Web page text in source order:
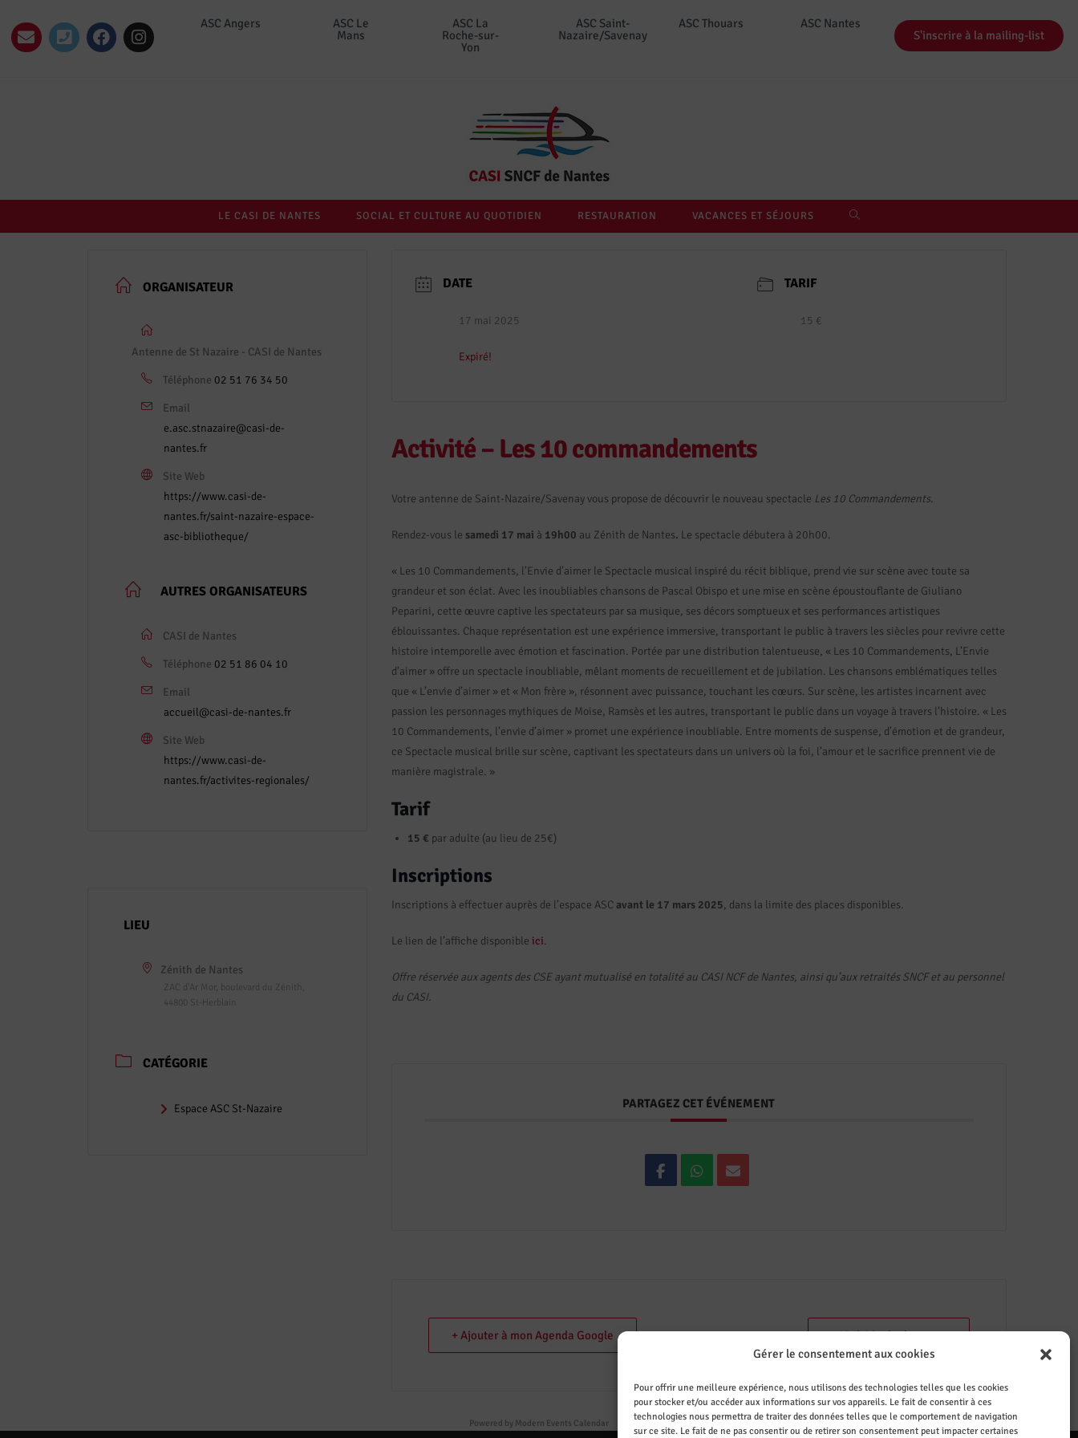
Gérer le consentement aux cookies
Pour offrir une meilleure expérience, nous utilisons des technologies telles que les cookies
pour stocker et/ou accéder aux informations sur vos appareils. Le fait de consentir à ces
technologies nous permettra de traiter des données telles que le comportement de navigation
sur ce site. Le fait de ne pas consentir ou de retirer son consentement peut impacter certaines
ASC Angers
ASC Le
Mans
ASC La
Roche-sur-
Yon
ASC Saint-
Nazaire/Savenay
ASC Thouars
ASC Nantes
S'inscrire à la mailing-list
LE CASI DE NANTES SOCIAL ET CULTURE AU QUOTIDIEN RESTAURATION VACANCES ET SÉJOURS
ORGANISATEUR
Antenne de St Nazaire - CASI de Nantes
Téléphone 02 51 76 34 50
Email
e.asc.stnazaire@casi-de-
nantes.fr
Site Web
https://www.casi-de-
nantes.fr/saint-nazaire-espace-
asc-bibliotheque/
AUTRES ORGANISATEURS
CASI de Nantes
Téléphone 02 51 86 04 10
Email
accueil@casi-de-nantes.fr
Site Web
https://www.casi-de-
nantes.fr/activites-regionales/
LIEU
Zénith de Nantes
ZAC d'Ar Mor, boulevard du Zénith,
44800 St-Herblain
CATÉGORIE
Espace ASC St-Nazaire
DATE
17 mai 2025
Expiré!
TARIF
15 €
Activité – Les 10 commandements
Votre antenne de Saint-Nazaire/Savenay vous propose de découvrir le nouveau spectacle Les 10 Commandements.
Rendez-vous le samedi 17 mai à 19h00 au Zénith de Nantes. Le spectacle débutera à 20h00.
« Les 10 Commandements, l’Envie d’aimer le Spectacle musical inspiré du récit biblique, prend vie sur scène avec toute sa
grandeur et son éclat. Avec les inoubliables chansons de Pascal Obispo et une mise en scène époustouflante de Giuliano
Peparini, cette œuvre captive les spectateurs par sa musique, ses décors somptueux et ses performances artistiques
éblouissantes. Chaque représentation est une expérience immersive, transportant le public à travers les siècles pour revivre cette
histoire intemporelle avec émotion et fascination. Portée par une distribution talentueuse, « Les 10 Commandements, L’Envie
d’aimer » offre un spectacle inoubliable, mêlant moments de recueillement et de jubilation. Les chansons emblématiques telles
que « L’envie d’aimer » et « Mon frère », résonnent avec puissance, touchant les cœurs. Sur scène, les artistes incarnent avec
passion les personnages mythiques de Moise, Ramsès et les autres, transportant le public dans un voyage à travers l’histoire. « Les
10 Commandements, l’envie d’aimer » promet une expérience inoubliable. Entre moments de suspense, d’émotion et de grandeur,
ce Spectacle musical brille sur scène, captivant les spectateurs dans un univers où la foi, l’amour et le sacrifice prennent vie de
manière magistrale. »
Tarif
15 € par adulte (au lieu de 25€)
Inscriptions
Inscriptions à effectuer auprès de l’espace ASC avant le 17 mars 2025, dans la limite des places disponibles.
Le lien de l’affiche disponible ici.
Offre réservée aux agents des CSE ayant mutualisé en totalité au CASI NCF de Nantes, ainsi qu’aux retraités SNCF et au personnel
du CASI.
PARTAGEZ CET ÉVÉNEMENT
+ Ajouter à mon Agenda Google + iCal / Outlook export
Powered by Modern Events Calendar